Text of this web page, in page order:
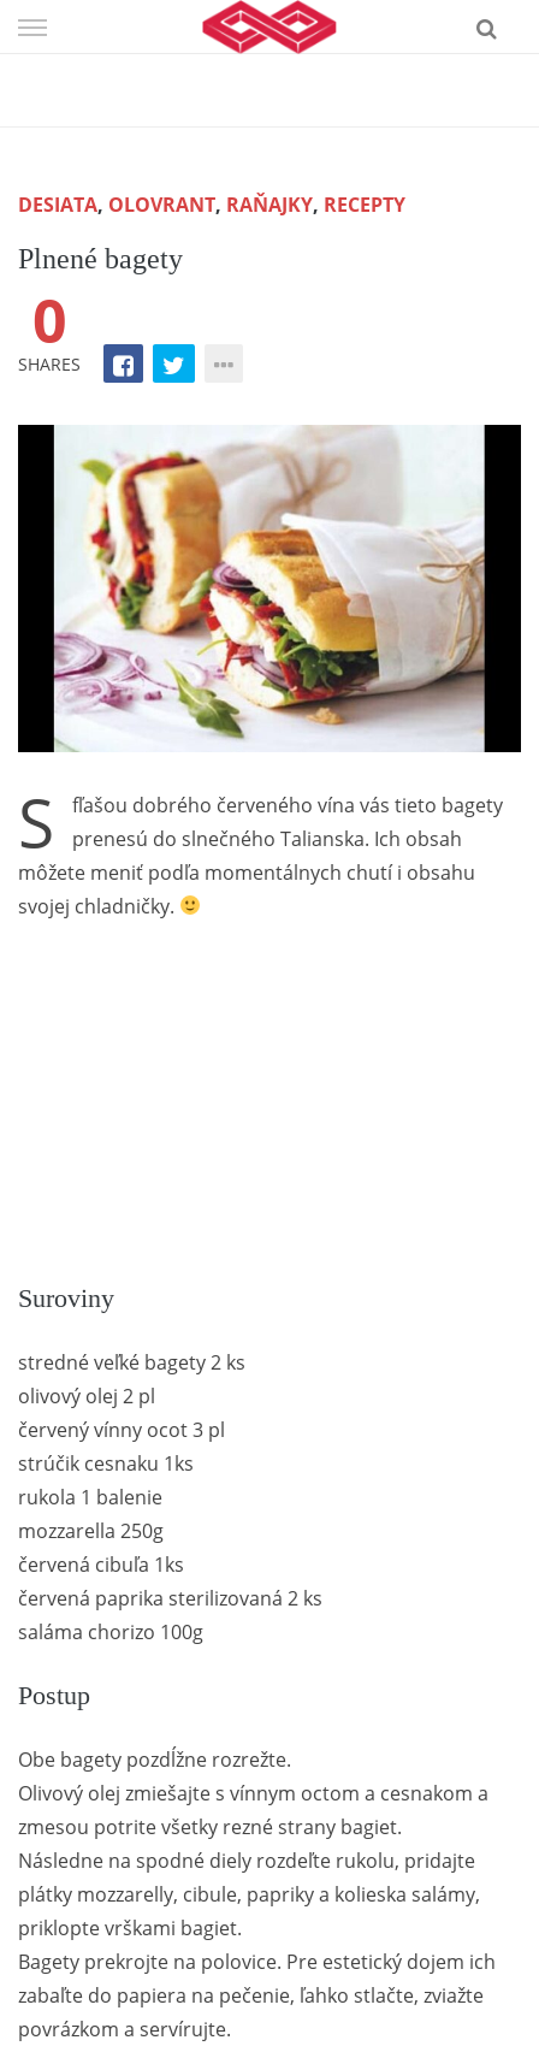
Skip
DESIATA, OLOVRANT, RAŇAJKY, RECEPTY
Plnené bagety
0
SHARES
S
fľašou dobrého červeného vína vás tieto bagety
prenesú do slnečného Talianska. Ich obsah
môžete meniť podľa momentálnych chutí i obsahu
svojej chladničky.
Suroviny
stredné veľké bagety 2 ks
olivový olej 2 pl
červený vínny ocot 3 pl
strúčik cesnaku 1ks
rukola 1 balenie
mozzarella 250g
červená cibuľa 1ks
červená paprika sterilizovaná 2 ks
saláma chorizo 100g
Postup
Obe bagety pozdĺžne rozrežte.
Olivový olej zmiešajte s vínnym octom a cesnakom a
zmesou potrite všetky rezné strany bagiet.
Následne na spodné diely rozdeľte rukolu, pridajte
plátky mozzarelly, cibule, papriky a kolieska salámy,
priklopte vrškami bagiet.
Bagety prekrojte na polovice. Pre estetický dojem ich
zabaľte do papiera na pečenie, ľahko stlačte, zviažte
povrázkom a servírujte.